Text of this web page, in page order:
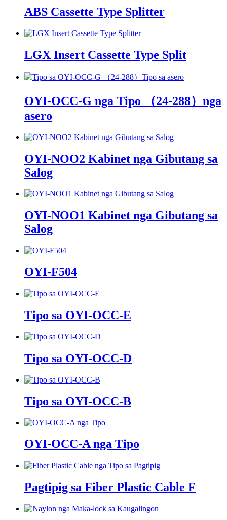
ABS Cassette Type Splitter
LGX Insert Cassette Type Split
OYI-OCC-G nga Tipo （24-288）nga
asero
OYI-NOO2 Kabinet nga Gibutang sa
Salog
OYI-NOO1 Kabinet nga Gibutang sa
Salog
OYI-F504
Tipo sa OYI-OCC-E
Tipo sa OYI-OCC-D
Tipo sa OYI-OCC-B
OYI-OCC-A nga Tipo
Pagtipig sa Fiber Plastic Cable F